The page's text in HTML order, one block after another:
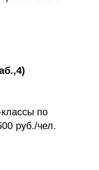
по
руб./чел.